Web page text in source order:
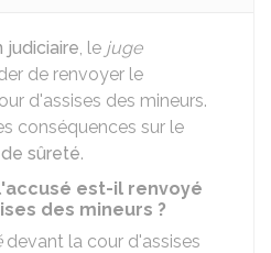
judiciaire, le juge
de renvoyer le
d'assises des mineurs.
conséquences sur le
sûreté.
est-il renvoyé
des mineurs ?
devant la cour d'assises